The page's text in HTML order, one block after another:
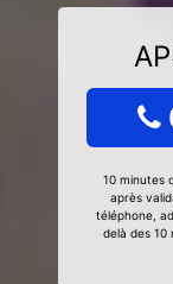
10 minutes
après
téléphone,
delà des 10